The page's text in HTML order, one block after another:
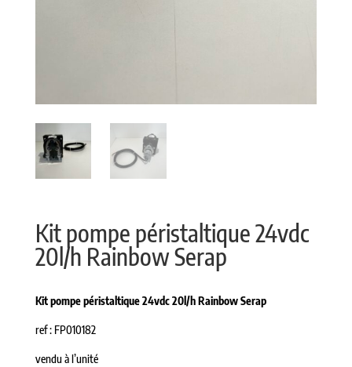
Kit pompe péristaltique 24vdc
20l/h Rainbow Serap
Kit pompe péristaltique 24vdc 20l/h Rainbow Serap
ref : FP010182
vendu à l’unité